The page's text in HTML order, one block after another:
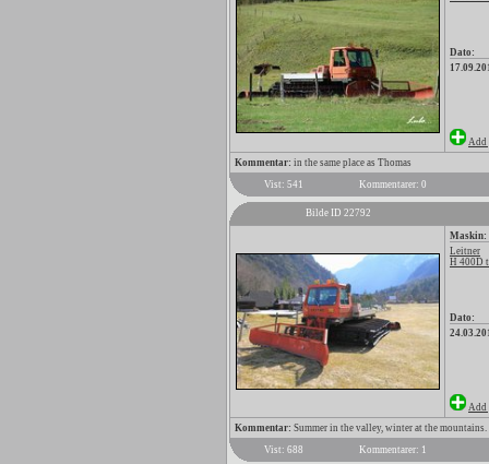
Dato:
Add
Kommentar: in the same place as Thomas
Vist: 541
Kommentarer: 0
Bilde ID 22792
Maskin:
Leitner
H 400D
Dato:
Add
Kommentar: Summer in the valley, winter at the mountains.
Vist: 688
Kommentarer: 1